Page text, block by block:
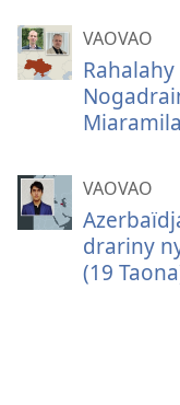
VAOVAO
Miaramila
VAOVAO
drariny
(19